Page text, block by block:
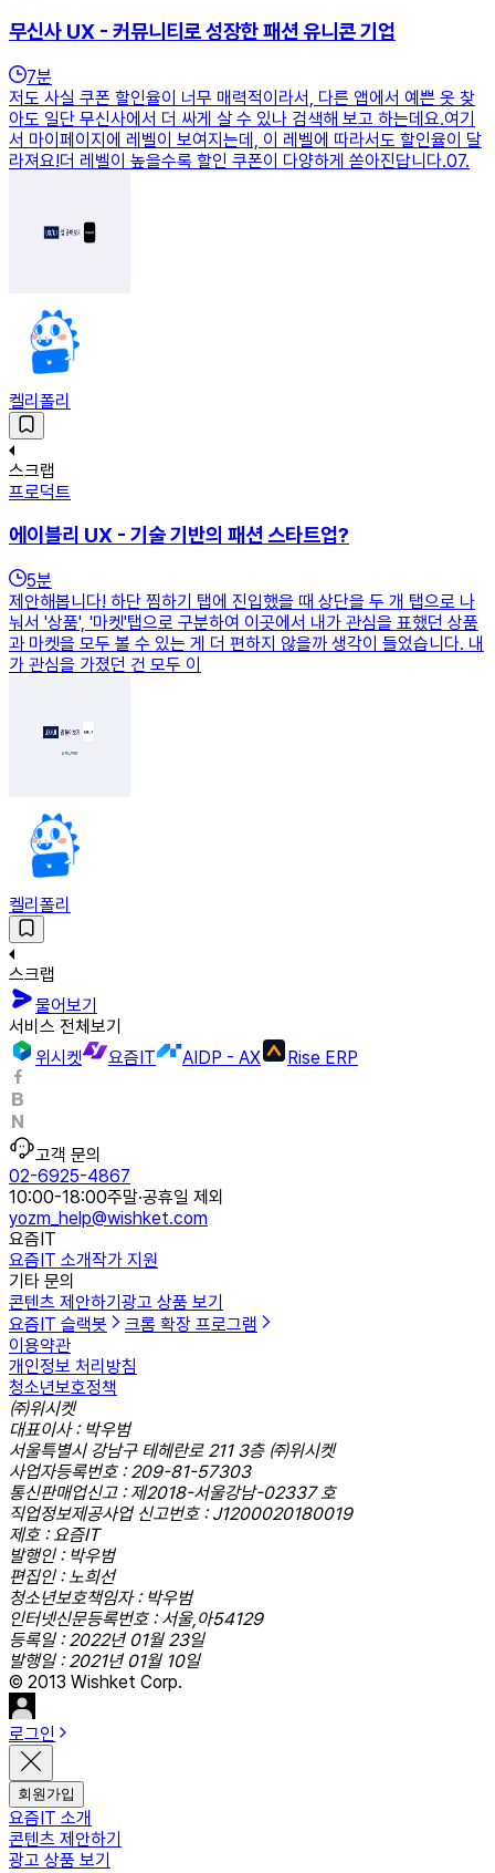
무신사 UX - 커뮤니티로 성장한 패션 유니콘 기업
7분
저도 사실 쿠폰 할인율이 너무 매력적이라서, 다른 앱에서 예쁜 옷 찾
아도 일단 무신사에서 더 싸게 살 수 있나 검색해 보고 하는데요.여기
서 마이페이지에 레벨이 보여지는데, 이 레벨에 따라서도 할인율이 달
라져요!더 레벨이 높을수록 할인 쿠폰이 다양하게 쏟아진답니다.07.
켈리폴리
스크랩
프로덕트
에이블리 UX - 기술 기반의 패션 스타트업?
5분
제안해봅니다! 하단 찜하기 탭에 진입했을 때 상단을 두 개 탭으로 나
눠서 '상품', '마켓'탭으로 구분하여 이곳에서 내가 관심을 표했던 상품
과 마켓을 모두 볼 수 있는 게 더 편하지 않을까 생각이 들었습니다. 내
가 관심을 가졌던 건 모두 이
켈리폴리
스크랩
물어보기
서비스 전체보기
위시켓
요즘IT AIDP - AX Rise ERP
고객 문의
02-6925-4867
10:00-18:00주말·공휴일 제외
yozm_help@wishket.com
요즘IT
요즘IT 소개작가 지원
기타 문의
콘텐츠 제안하기 광고 상품 보기
요즘IT 슬랙봇
크롬 확장 프로그램
이용약관
개인정보 처리방침
청소년보호정책
㈜위시켓
대표이사 : 박우범
서울특별시 강남구 테헤란로 211 3층 ㈜위시켓
사업자등록번호 : 209-81-57303
통신판매업신고 : 제2018-서울강남-02337 호
직업정보제공사업 신고번호 : J1200020180019
제호 : 요즘IT
발행인 : 박우범
편집인 : 노희선
청소년보호책임자 : 박우범
인터넷신문등록번호 : 서울,아54129
등록일 : 2022년 01월 23일
발행일 : 2021년 01월 10일
© 2013 Wishket Corp.
로그인
회원가입
요즘IT 소개
콘텐츠 제안하기
광고 상품 보기